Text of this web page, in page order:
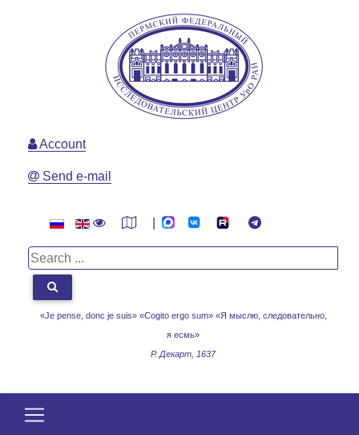
«Je pense, donc je suis» «Cogito ergo sum» «Я мыслю, следовательно,
я есмь»
Р. Декарт, 1637
Account
Send e-mail